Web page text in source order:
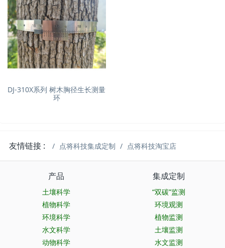
DJ-310X系列 树木胸径生长测量
环
友情链接 : 点将科技集成定制 点将科技淘宝店
产品
土壤科学
植物科学
环境科学
水文科学
动物科学
集成定制
“双碳”监测
环境观测
植物监测
土壤监测
水文监测